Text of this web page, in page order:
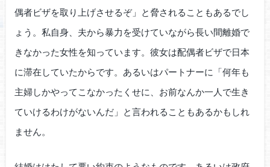
偶者ビザを取り上げさせるぞ」と脅されることもあるでし
ょう。私自身、夫から暴力を受けていながら長い間離婚で
きなかった女性を知っています。彼女は配偶者ビザで日本
に滞在していたからです。あるいはパートナーに「何年も
主婦しかやってこなかったくせに、お前なんか一人で生き
ていけるわけがないんだ」と言われることもあるかもしれ
ません。